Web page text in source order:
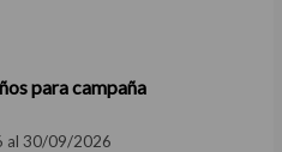
para campaña
al 30/09/2026